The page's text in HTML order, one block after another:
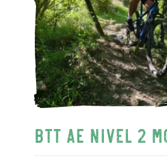
BTT AE Nivel 2